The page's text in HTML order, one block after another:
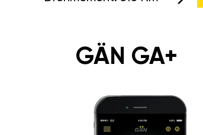
GÄN GA+